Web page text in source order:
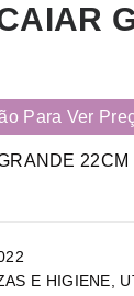
Para Ver
22CM
E HIGIENE